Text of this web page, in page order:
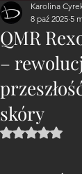
QMR
–
skóry
Karolina
8 paź 2025 5
Oceniono